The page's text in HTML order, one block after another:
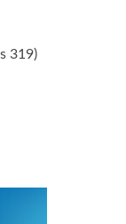
319)